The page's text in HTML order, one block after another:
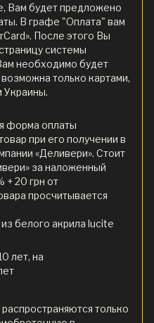
Вам будет предложено
В графе "Оплата" вам
После этого Вы
системы
необходимо будет
только картами,
Украины.
форма оплаты
при его получении в
«Деливери». Стоит
за наложенный
+ 20 грн от
просчитывается
белого акрила lucite
лет, на
только